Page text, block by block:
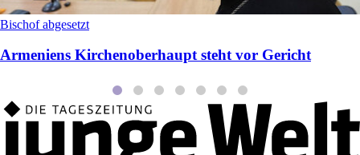
Bischof abgesetzt
Armeniens Kirchenoberhaupt steht vor Gericht